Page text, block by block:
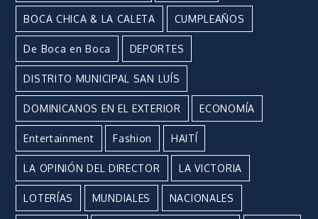
BOCA CHICA & LA CALETA CUMPLEAÑOS
De Boca en Boca DEPORTES
DISTRITO MUNICIPAL SAN LUÍS
DOMINICANOS EN EL EXTERIOR ECONOMÍA
Entertainment Fashion HAITÍ
LA OPINIÓN DEL DIRECTOR LA VICTORIA
LOTERÍAS MUNDIALES NACIONALES